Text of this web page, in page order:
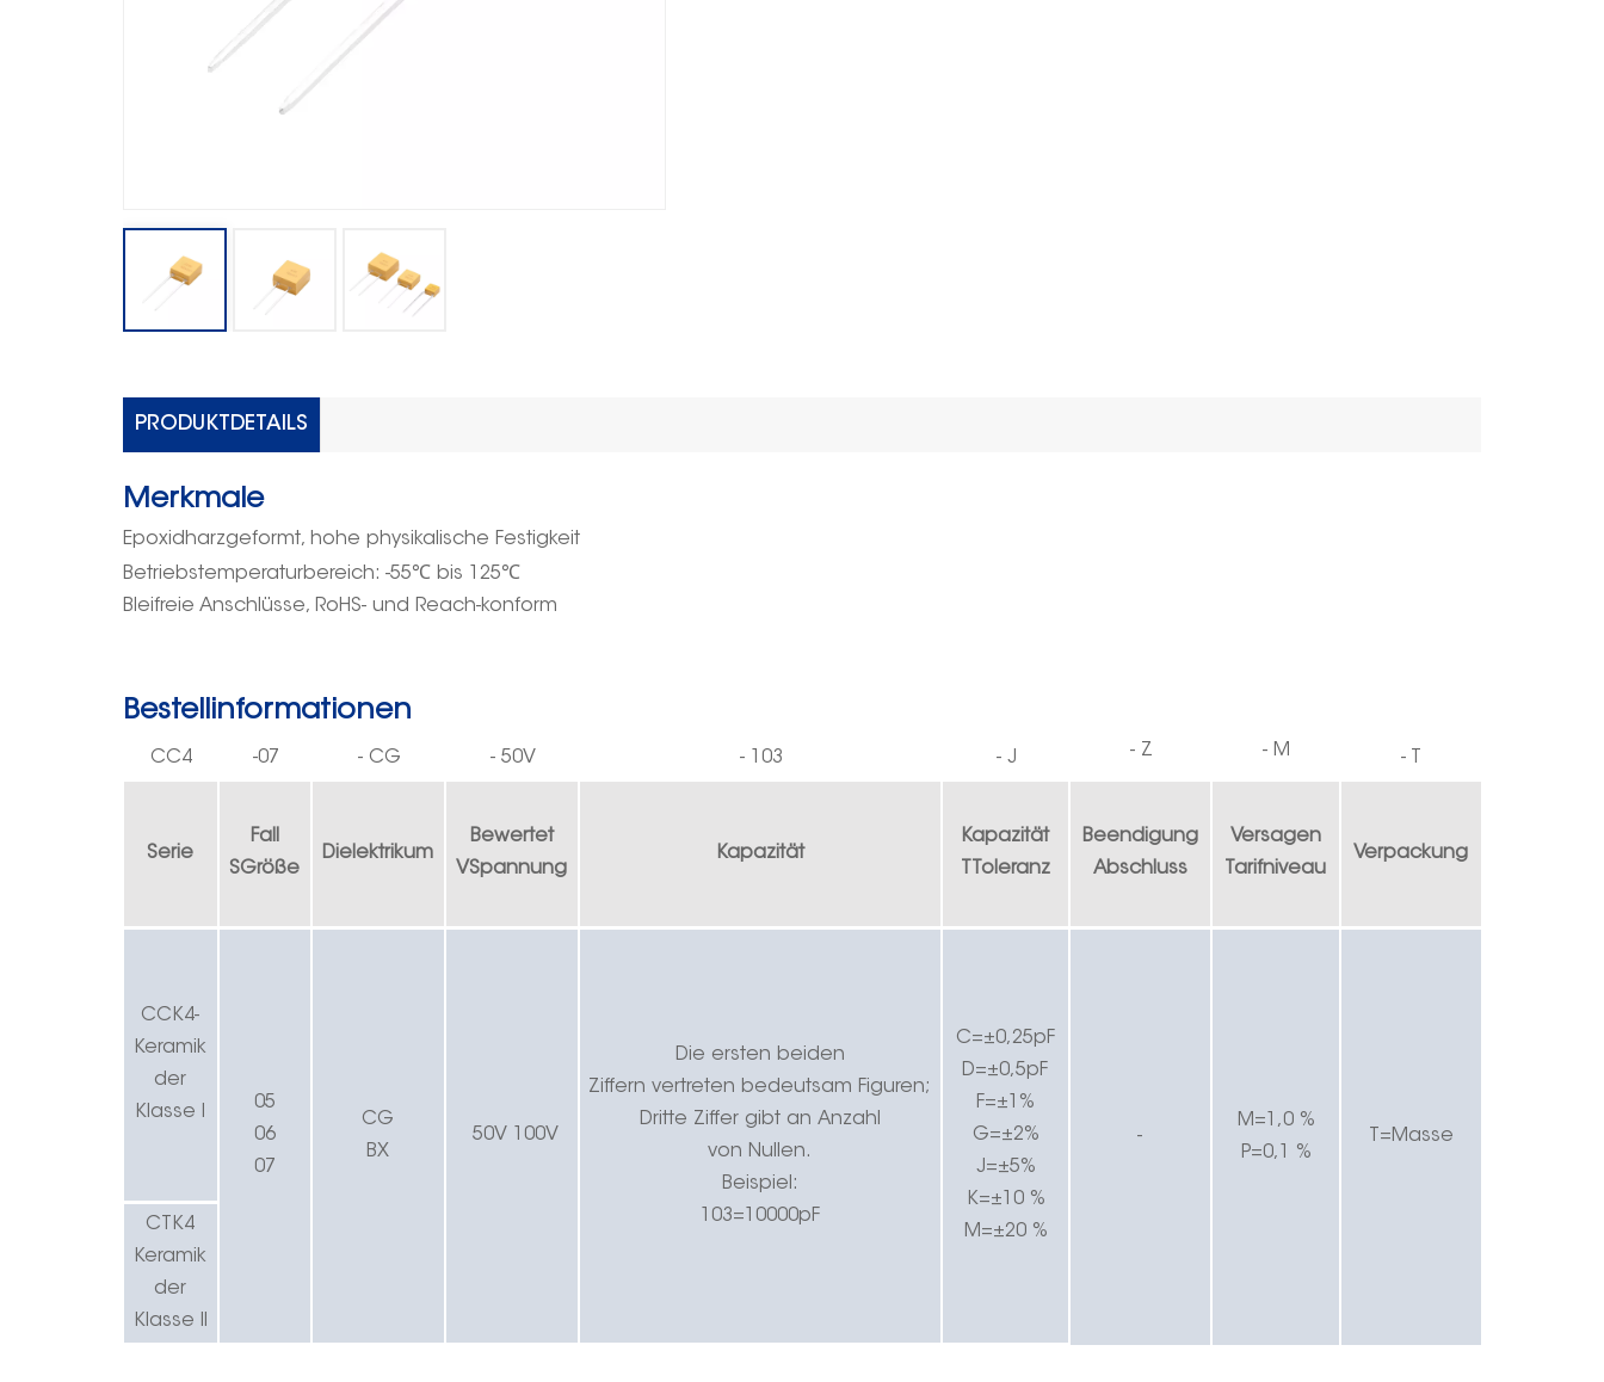
PRODUKTDETAILS
Merkmale
Epoxidharzgeformt, hohe physikalische Festigkeit
Betriebstemperaturbereich: -55℃ bis 125℃
Bleifreie Anschlüsse, RoHS- und Reach-konform
Bestellinformationen
CC4 -07 - CG - 50V - 103 - J -Z - M - T
Serie
Fall
SGröße
Dielektrikum
Bewertet
VSpannung
Kapazität
Kapazität
T Toleranz
Beendigung
Abschluss
Versagen
Tarifniveau
Verpackung
CCK4-
Keramik
der
Klasse I
05
06
07
CG
BX
50V 100V
Die ersten beiden
Ziffern vertreten bedeutsam Figuren;
Dritte Ziffer gibt an Anzahl
von Nullen.
Beispiel:
103=10000pF
C=±0,25pF
D=±0,5pF
F=±1%
G=±2%
J=±5%
K=±10 %
M=±20 %
-
M=1,0 %
P=0,1 %
T=Masse
CT K4
Keramik
der
Klasse II